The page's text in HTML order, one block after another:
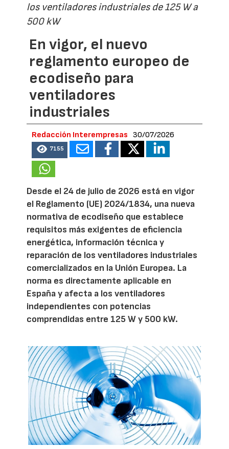
los ventiladores industriales de 125 W a
500 kW
En vigor, el nuevo
reglamento europeo de
ecodiseño para
ventiladores
industriales
Redacción Interempresas 30/07/2026
7155
Desde el 24 de julio de 2026 está en vigor
el Reglamento (UE) 2024/1834, una nueva
normativa de ecodiseño que establece
requisitos más exigentes de eficiencia
energética, información técnica y
reparación de los ventiladores industriales
comercializados en la Unión Europea. La
norma es directamente aplicable en
España y afecta a los ventiladores
independientes con potencias
comprendidas entre 125 W y 500 kW.